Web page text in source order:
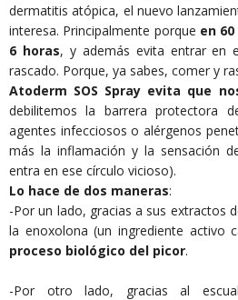
dermatitis atópica, el nuevo
interesa. Principalmente porque en
6 horas, y además evita entrar en
rascado. Porque, ya sabes, comer y
Atoderm SOS Spray evita que
debilitemos la barrera protectora
agentes infecciosos o alérgenos
más la inflamación y la sensación
entra en ese círculo vicioso).
Lo hace de dos maneras:
-Por un lado, gracias a sus extractos
la enoxolona (un ingrediente activo
proceso biológico del picor.
-Por otro lado, gracias al